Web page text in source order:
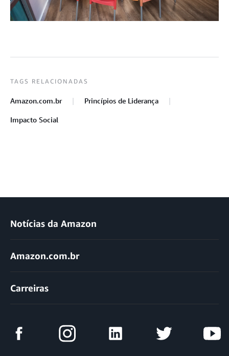
TAGS RELACIONADAS
Amazon.com.br Princípios de Liderança
Impacto Social
Notícias da Amazon
Amazon.com.br
Carreiras